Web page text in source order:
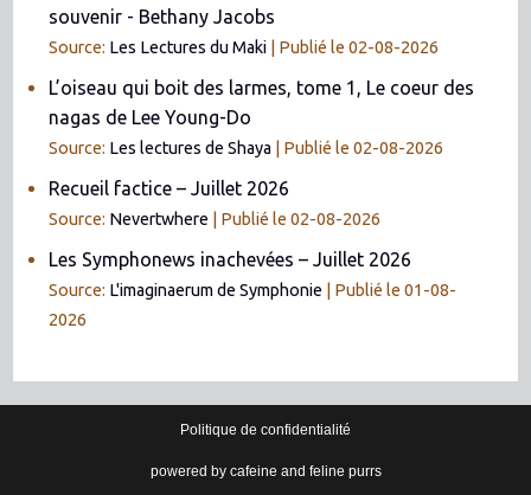
souvenir - Bethany Jacobs
Source: Les Lectures du Maki Publié le 02-08-2026
L’oiseau qui boit des larmes, tome 1, Le coeur des
nagas de Lee Young-Do
Source: Les lectures de Shaya Publié le 02-08-2026
Recueil factice – Juillet 2026
Source: Nevertwhere Publié le 02-08-2026
Les Symphonews inachevées – Juillet 2026
Source: L'imaginaerum de Symphonie
Publié le 01-08-
2026
Politique de confidentialité
powered by cafeine and feline purrs